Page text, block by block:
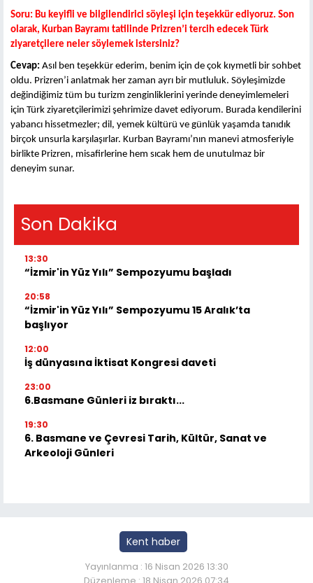
Soru: Bu keyifli ve bilgilendirici söyleşi için teşekkür ediyoruz. Son
olarak, Kurban Bayramı tatilinde Prizren’i tercih edecek Türk
ziyaretçilere neler söylemek istersiniz?
Cevap: Asıl ben teşekkür ederim, benim için de çok kıymetli bir sohbet
oldu. Prizren’i anlatmak her zaman ayrı bir mutluluk. Söyleşimizde
değindiğimiz tüm bu turizm zenginliklerini yerinde deneyimlemeleri
için Türk ziyaretçilerimizi şehrimize davet ediyorum. Burada kendilerini
yabancı hissetmezler; dil, yemek kültürü ve günlük yaşamda tanıdık
birçok unsurla karşılaşırlar. Kurban Bayramı’nın manevi atmosferiyle
birlikte Prizren, misafirlerine hem sıcak hem de unutulmaz bir
deneyim sunar.
Son Dakika
13:30
“İzmir'in Yüz Yılı” Sempozyumu başladı
20:58
“İzmir'in Yüz Yılı” Sempozyumu 15 Aralık’ta
başlıyor
12:00
İş dünyasına İktisat Kongresi daveti
23:00
6.Basmane Günleri iz bıraktı...
19:30
6. Basmane ve Çevresi Tarih, Kültür, Sanat ve
Arkeoloji Günleri
Kent haber
Yayınlanma : 16 Nisan 2026 13:30